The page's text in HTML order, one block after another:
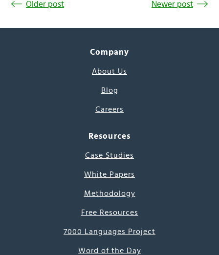
Older post Newer post
Company
About Us
Blog
Careers
Resources
Case Studies
White Papers
Methodology
Free Resources
7000 Languages Project
Word of the Day